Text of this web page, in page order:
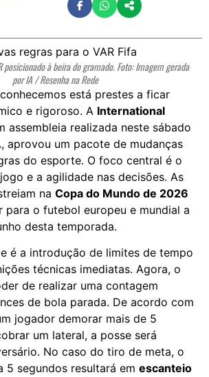
posicionado à beira do gramado. Foto: Imagem gerada
por IA / Resenha na Rede
está prestes a ficar
e rigoroso. A International
assembleia realizada neste sábado
aprovou um pacote de mudanças
do esporte. O foco central é o
e a agilidade nas decisões. As
na Copa do Mundo de 2026
para o futebol europeu e mundial a
desta temporada.
é a introdução de limites de tempo
técnicas imediatas. Agora, o
de realizar uma contagem
de bola parada. De acordo com
jogador demorar mais de 5
um lateral, a posse será
No caso do tiro de meta, o
5 segundos resultará em escanteio